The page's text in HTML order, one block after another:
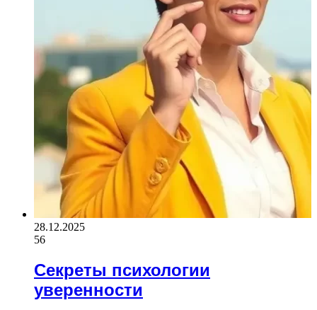
28.12.2025
56
Секреты психологии
уверенности